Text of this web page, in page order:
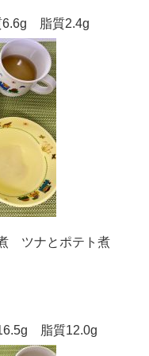
6.6g 脂質2.4g
ツナとポテト煮
脂質12.0g